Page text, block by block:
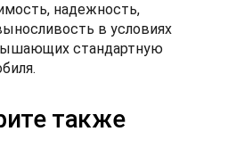
надежность,
в условиях
стандартную
также